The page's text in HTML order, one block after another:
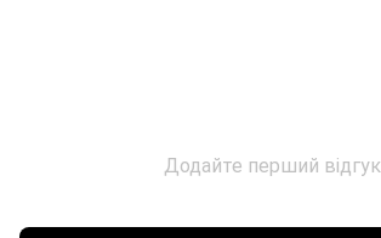
Додайте перший відгук